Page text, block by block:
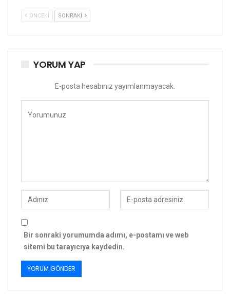
ÖNCEKI SONRAKI
YORUM YAP
E-posta hesabınız yayımlanmayacak.
Bir sonraki yorumumda adımı, e-postamı ve web
sitemi bu tarayıcıya kaydedin.